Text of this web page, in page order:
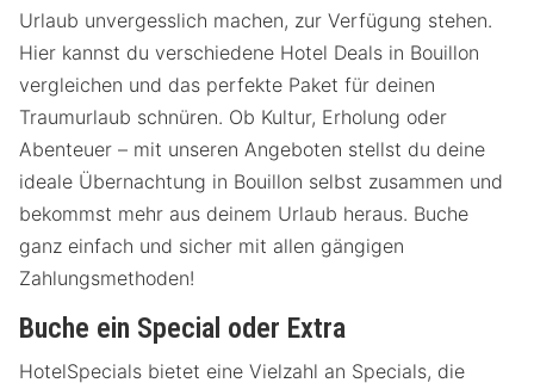
Urlaub unvergesslich machen, zur Verfügung stehen.
Hier kannst du verschiedene Hotel Deals in Bouillon
vergleichen und das perfekte Paket für deinen
Traumurlaub schnüren. Ob Kultur, Erholung oder
Abenteuer – mit unseren Angeboten stellst du deine
ideale Übernachtung in Bouillon selbst zusammen und
bekommst mehr aus deinem Urlaub heraus. Buche
ganz einfach und sicher mit allen gängigen
Zahlungsmethoden!
Buche ein Special oder Extra
HotelSpecials bietet eine Vielzahl an Specials, die